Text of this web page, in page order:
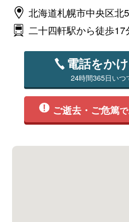
北海道札幌市中央区北
二十四軒駅から徒歩17
電話をか
24時間365日いつ
ご逝去・ご危篤